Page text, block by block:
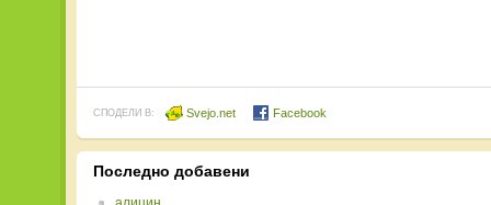
СПОДЕЛИ В: Svejo.net Facebook
Последно добавени